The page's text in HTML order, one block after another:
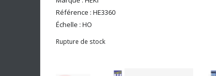
Référence : HE3360
Échelle : HO
Rupture de stock